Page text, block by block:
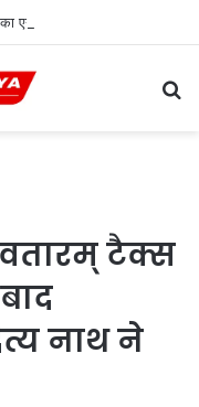
टैक्स
नाथ ने